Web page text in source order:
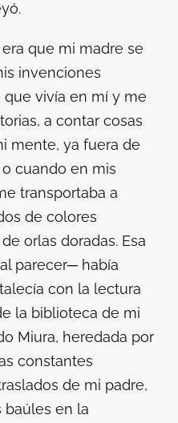
que mi madre se
invenciones
que vivía en mí y me
a contar cosas
mente, ya fuera de
cuando en mis
transportaba a
de colores
orlas doradas. Esa
parecer─ había
con la lectura
la biblioteca de mi
Miura, heredada por
constantes
de mi padre,
baúles en la